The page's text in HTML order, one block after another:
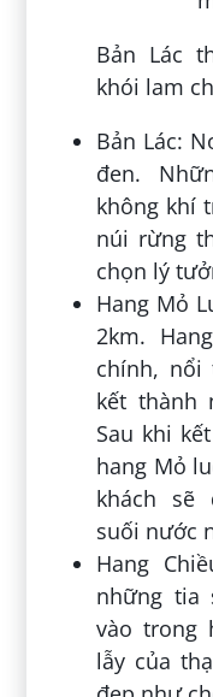
Bản Lác
khói lam
Bản Lác:
đen.
không khí
núi rừng
chọn lý
Hang Mỏ
2km.
chính, nổi
kết thành
Sau khi
hang Mỏ
khách sẽ
suối nước
Hang
những tia
vào trong
lẫy của